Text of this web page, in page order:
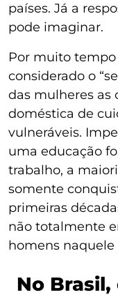
países. Já a
pode imaginar.
Por muito
considerado o
das mulheres as
doméstica de
vulneráveis.
uma educação
trabalho, a
somente
primeiras
não totalmente
homens
No